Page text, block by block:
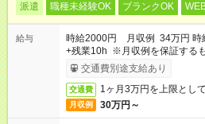
派遣 職種未経験OK ブランクOK
給与
時給2000円 月収例 34万円 時
+残業10h ※月収例を保証する
取りサービス利用可（利用条件
交通費別途支給あり
交通費 1ヶ月3万円を上限とし
月収例 30万円～